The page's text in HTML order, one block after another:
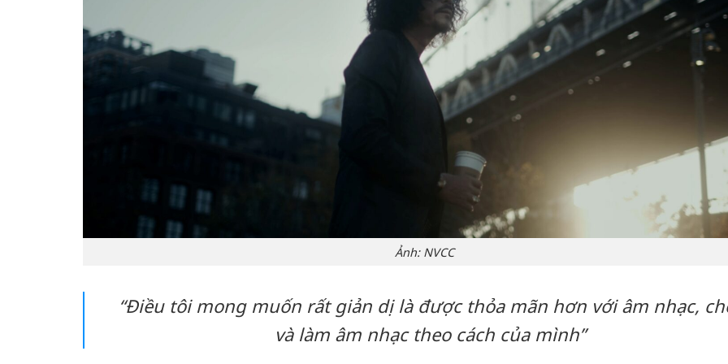
Ảnh: NVCC
“Điều tôi mong muốn rất giản dị là được thỏa mãn hơn với âm nhạc,
và làm âm nhạc theo cách của mình”